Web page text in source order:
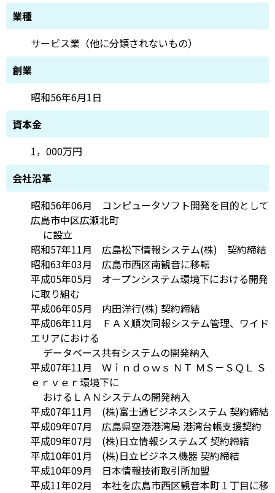
業種
サービス業（他に分類されないもの）
創業
昭和56年6月1日
資本金
1，000万円
会社沿革
昭和56年06月 コンピュータソフト開発を目的として
広島市中区広瀬北町
に設立
昭和57年11月 広島松下情報システム(株) 契約締結
昭和63年03月 広島市西区南観音に移転
平成05年05月 オープンシステム環境下における開発
に取り組む
平成06年05月 内田洋行(株) 契約締結
平成06年11月 ＦＡＸ順次同報システム管理、ワイド
エリアにおける
データベース共有システムの開発納入
平成07年11月 Ｗｉｎｄｏｗｓ ＮＴ ＭＳ－ＳＱＬ Ｓ
ｅｒｖｅｒ環境下に
おけるＬＡＮシステムの開発納入
平成07年11月 (株)富士通ビジネスシステム 契約締結
平成09年07月 広島県空港港湾局 港湾台帳支援契約
平成09年07月 (株)日立情報システムズ 契約締結
平成10年01月 (株)日立ビジネス機器 契約締結
平成10年09月 日本情報技術取引所加盟
平成11年02月 本社を広島市西区観音本町１丁目に移